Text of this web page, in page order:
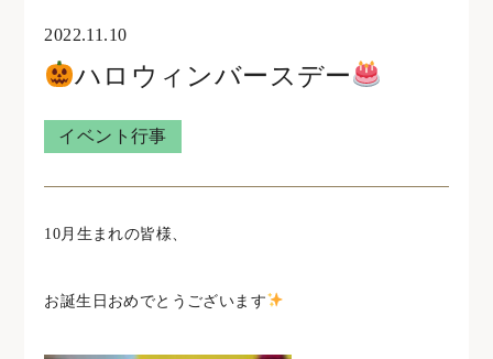
住宅型有料老人ホームウェリナ
0761-47-7215
0761-46-5633
2022.11.10
ハロウィンバースデー
イベント行事
10 月生まれの皆様、
お誕生日おめでとうございます